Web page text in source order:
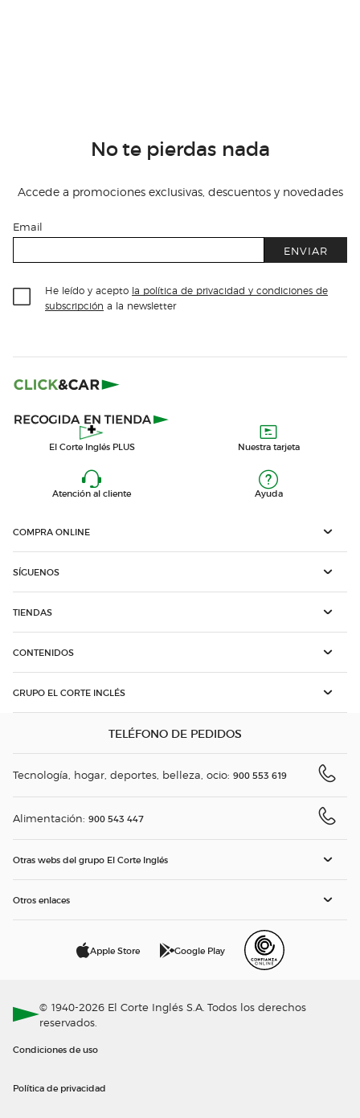
No te pierdas nada
Accede a promociones exclusivas, descuentos y novedades
Email
ENVIAR
He leído y acepto la política de privacidad y condiciones de
subscripción a la newsletter
El Corte Inglés PLUS Nuestra tarjeta
Atención al cliente Ayuda
COMPRA ONLINE
SÍGUENOS
TIENDAS
CONTENIDOS
GRUPO EL CORTE INGLÉS
TELÉFONO DE PEDIDOS
Tecnología, hogar, deportes, belleza, ocio: 900 553 619
Alimentación: 900 543 447
Otras webs del grupo El Corte Inglés
Otros enlaces
Apple Store Google Play
© 1940-2026 El Corte Inglés S.A. Todos los derechos
reservados.
Condiciones de uso
Política de privacidad